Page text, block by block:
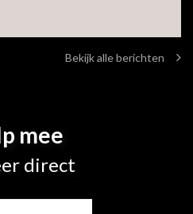
Bekijk alle berichten
mee
direct